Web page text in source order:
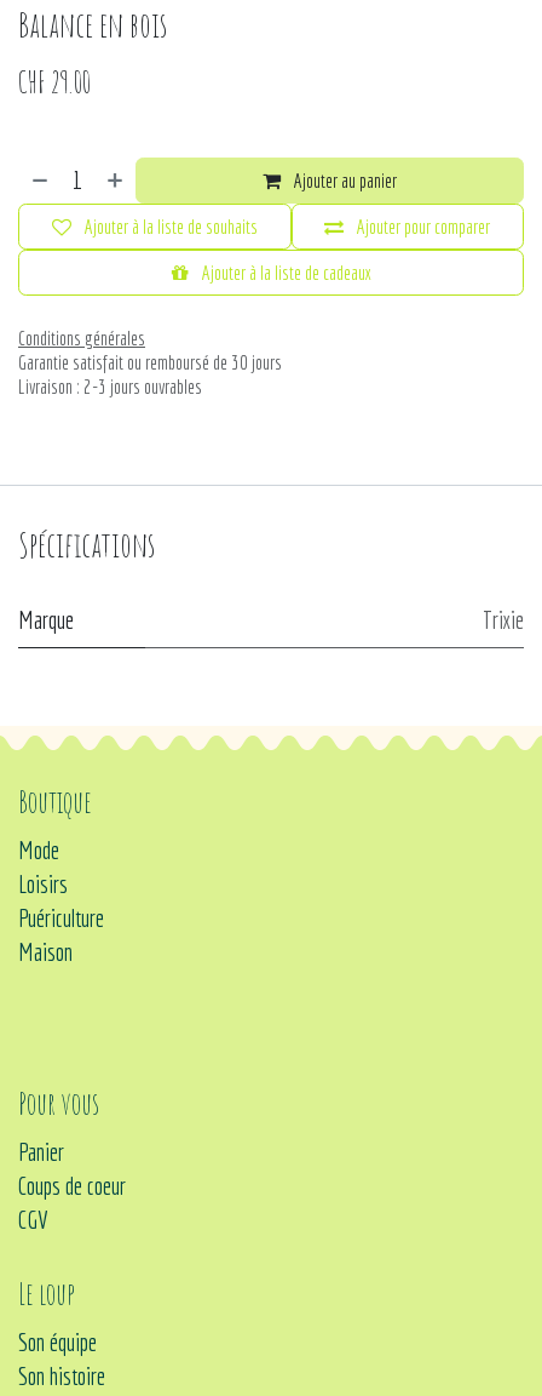
Balance en bois
CHF 29.00
Ajouter au panier
Ajouter pour comparer
Ajouter à la liste de cadeaux
Ajouter à la liste de souhaits
Conditions générales
Garantie satisfait ou remboursé de 30 jours
Livraison : 2-3 jours ouvrables
Spécifications
Marque Trixie
Boutique
Mode
Loisirs
Puériculture
Maison
Pour vous
Panier
Coups de coeur
CGV
Le loup
Son équipe
Son histoire